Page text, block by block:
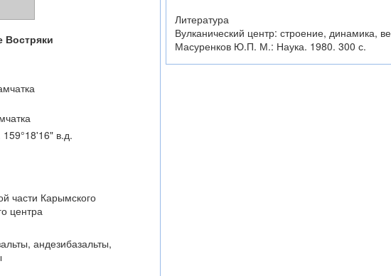
Востряки
в.д.
части Карымского
центра
андезибазальты,
Литература
Вулканический центр: строение, динамика,
Масуренков Ю.П. М.: Наука. 1980. 300 с.